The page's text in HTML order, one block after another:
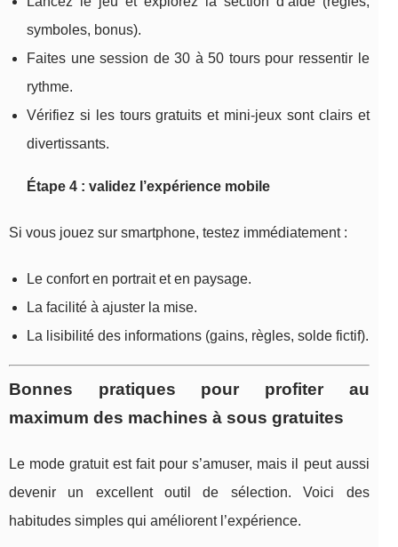
symboles, bonus).
Faites une session de 30 à 50 tours pour ressentir le
rythme.
Vérifiez si les tours gratuits et mini-jeux sont clairs et
divertissants.
Étape 4 : validez l’expérience mobile
Si vous jouez sur smartphone, testez immédiatement :
Le confort en portrait et en paysage.
La facilité à ajuster la mise.
La lisibilité des informations (gains, règles, solde fictif).
Bonnes pratiques pour profiter au
maximum des machines à sous gratuites
Le mode gratuit est fait pour s’amuser, mais il peut aussi
devenir un excellent outil de sélection. Voici des
habitudes simples qui améliorent l’expérience.